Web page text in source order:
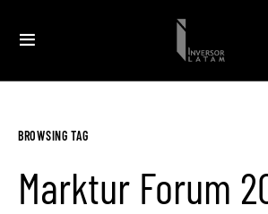
BROWSING TAG
Marktur Forum